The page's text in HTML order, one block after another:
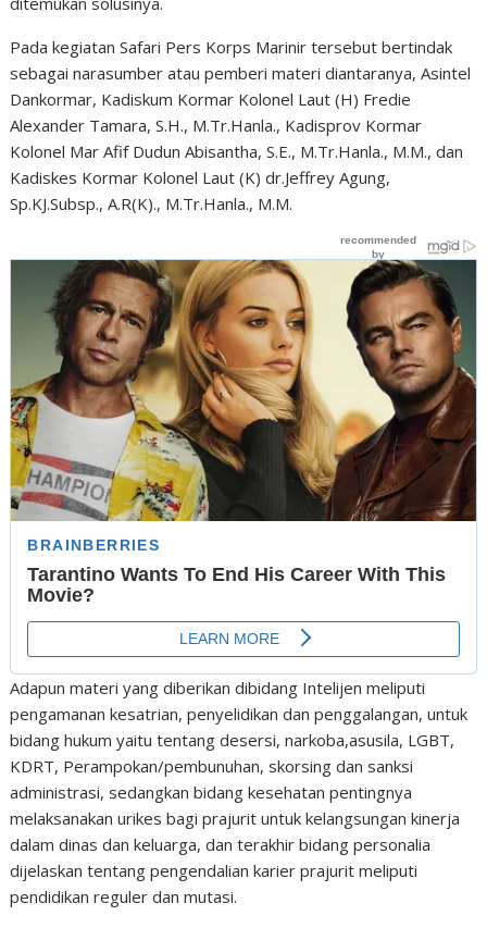
Pada kegiatan Safari Pers Korps Marinir tersebut bertindak
sebagai narasumber atau pemberi materi diantaranya, Asintel
Dankormar, Kadiskum Kormar Kolonel Laut (H) Fredie
Alexander Tamara, S.H., M.Tr.Hanla., Kadisprov Kormar
Kolonel Mar Afif Dudun Abisantha, S.E., M.Tr.Hanla., M.M., dan
Kadiskes Kormar Kolonel Laut (K) dr.Jeffrey Agung,
Sp.KJ.Subsp., A.R(K)., M.Tr.Hanla., M.M.
Adapun materi yang diberikan dibidang Intelijen meliputi
pengamanan kesatrian, penyelidikan dan penggalangan, untuk
bidang hukum yaitu tentang desersi, narkoba,asusila, LGBT,
KDRT, Perampokan/pembunuhan, skorsing dan sanksi
administrasi, sedangkan bidang kesehatan pentingnya
melaksanakan urikes bagi prajurit untuk kelangsungan kinerja
dalam dinas dan keluarga, dan terakhir bidang personalia
dijelaskan tentang pengendalian karier prajurit meliputi
pendidikan reguler dan mutasi.